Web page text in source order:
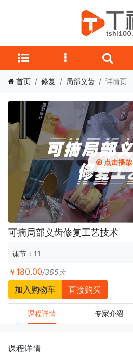
首页 修复 局部义齿 详情页
点击播放
可摘局部义齿修复工艺技术
课节：11
￥180.00/365天
加入购物车 直接购买
课程详情 专家介绍
课程详情